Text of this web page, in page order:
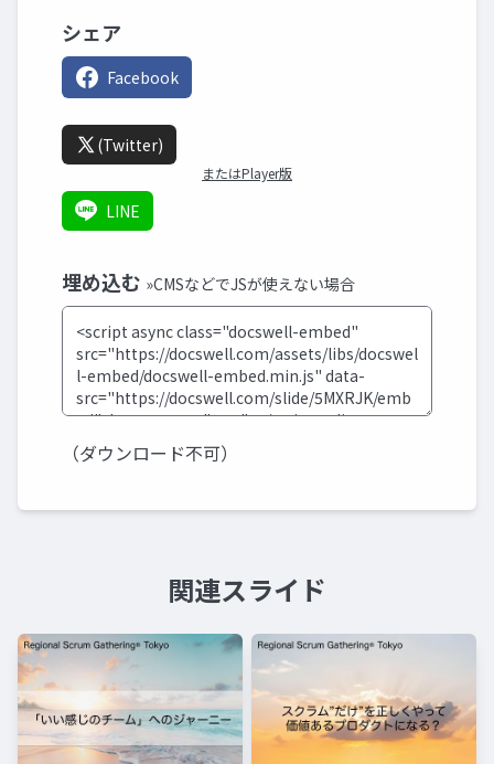
シェア
Facebook
(Twitter)
またはPlayer版
LINE
埋め込む »CMSなどでJSが使えない場合
（ダウンロード不可）
関連スライド